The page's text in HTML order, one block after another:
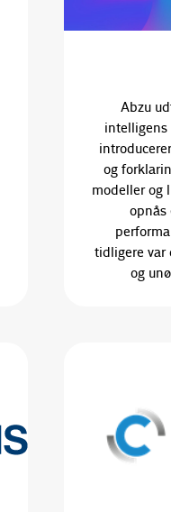
Abzu
intelligens
og
modeller og
opnås
tidligere var
og